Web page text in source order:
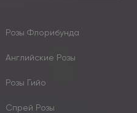
Розы Флорибунда
Английские Розы
Розы Гийо
Спрей Розы